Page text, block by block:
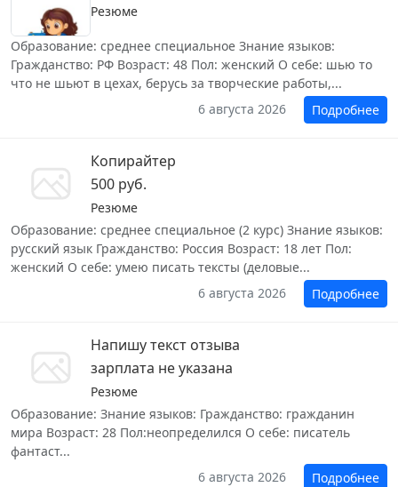
Резюме
Образование: среднее специальное Знание языков:
Гражданство: РФ Возраст: 48 Пол: женский О себе: шью то
что не шьют в цехах, берусь за творческие работы,...
6 августа 2026
Подробнее
Копирайтер
500 руб.
Резюме
Образование: среднее специальное (2 курс) Знание языков:
русский язык Гражданство: Россия Возраст: 18 лет Пол:
женский О себе: умею писать тексты (деловые...
6 августа 2026
Подробнее
Напишу текст отзыва
зарплата не указана
Резюме
Образование: Знание языков: Гражданство: гражданин
мира Возраст: 28 Пол:неопределился О себе: писатель
фантаст...
6 августа 2026
Подробнее